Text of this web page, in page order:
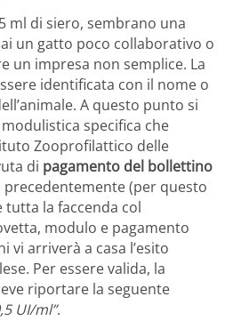
ml di siero, sembrano una
un gatto poco collaborativo o
un impresa non semplice. La
identificata con il nome o
A questo punto si
specifica che
Zooprofilattico delle
di pagamento del bollettino
(per questo
la faccenda col
modulo e pagamento
vi arriverà a casa l’esito
Per essere valida, la
riportare la seguente
UI/ml”.